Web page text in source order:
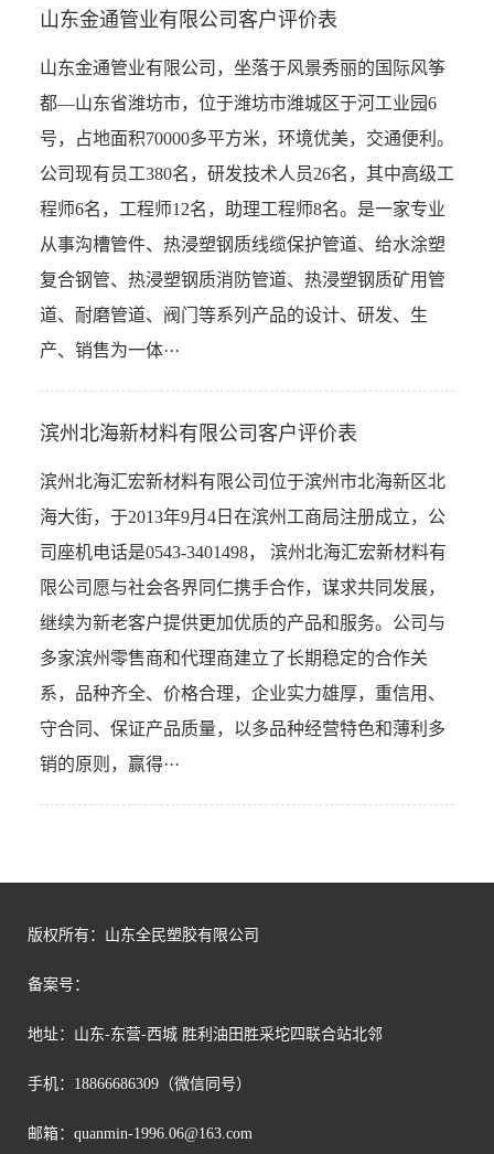
山东金通管业有限公司客户评价表
山东金通管业有限公司，坐落于风景秀丽的国际风筝
都—山东省潍坊市，位于潍坊市潍城区于河工业园6
号，占地面积70000多平方米，环境优美，交通便利。
公司现有员工380名，研发技术人员26名，其中高级工
程师6名，工程师12名，助理工程师8名。是一家专业
从事沟槽管件、热浸塑钢质线缆保护管道、给水涂塑
复合钢管、热浸塑钢质消防管道、热浸塑钢质矿用管
道、耐磨管道、阀门等系列产品的设计、研发、生
产、销售为一体···
滨州北海新材料有限公司客户评价表
滨州北海汇宏新材料有限公司位于滨州市北海新区北
海大街，于2013年9月4日在滨州工商局注册成立，公
司座机电话是0543-3401498， 滨州北海汇宏新材料有
限公司愿与社会各界同仁携手合作，谋求共同发展，
继续为新老客户提供更加优质的产品和服务。公司与
多家滨州零售商和代理商建立了长期稳定的合作关
系，品种齐全、价格合理，企业实力雄厚，重信用、
守合同、保证产品质量，以多品种经营特色和薄利多
销的原则，赢得···
版权所有：山东全民塑胶有限公司
备案号：
地址：山东-东营-西城 胜利油田胜采坨四联合站北邻
手机：18866686309（微信同号）
邮箱： quanmin-1996.06@163.com